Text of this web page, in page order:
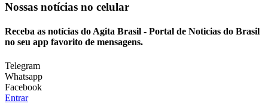
Nossas notícias no celular
Receba as notícias do Agita Brasil - Portal de Noticias do Brasil
no seu app favorito de mensagens.
Telegram
Whatsapp
Facebook
Entrar